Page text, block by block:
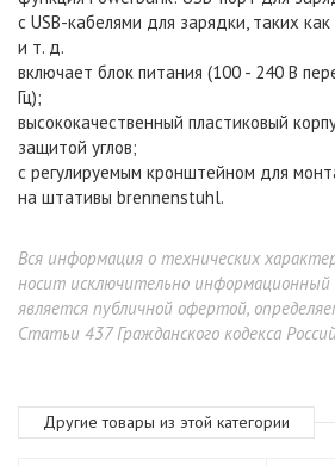
с USB-кабелями для зарядки, таких
и т. д.
включает блок питания (100 - 240 В
Гц);
высококачественный пластиковый
защитой углов;
с регулируемым кронштейном для
на штативы brennenstuhl.
Вся информация о технических
носит исключительно информационный
является публичной офертой,
Статьи 437 Гражданского кодекса
Другие товары из этой категории